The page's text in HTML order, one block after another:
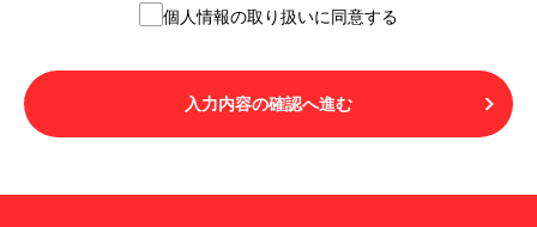
１.本サービスを利用する者（以下「利用者」といいます）
LIVINGご契約にあたり取得する個人情報の取り扱いについ
て」の内容をすべて承諾したものとみなされます。不承諾
の意思表示は、本サービスを利用しないことをもってのみ
用することはできません。
個人情報の取り扱いに同意する
入力内容の確認へ進む